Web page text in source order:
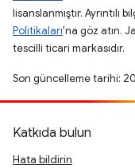
lisanslanmıştır. Ayrıntılı
Politikaları'na göz atın.
tescilli ticari markasıdır.
Son güncelleme tarihi:
Katkıda bulun
Hata bildirin